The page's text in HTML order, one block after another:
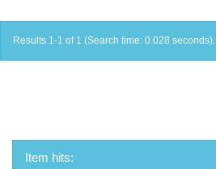
Results 1-1 of 1 (Search time: 0.028 seconds).
Item hits: